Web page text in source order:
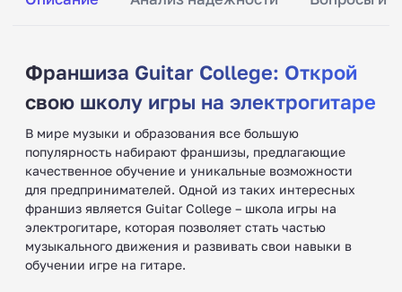
Франшиза Guitar College: Открой
свою школу игры на электрогитаре
В мире музыки и образования все большую
популярность набирают франшизы, предлагающие
качественное обучение и уникальные возможности
для предпринимателей. Одной из таких интересных
франшиз является Guitar College – школа игры на
электрогитаре, которая позволяет стать частью
музыкального движения и развивать свои навыки в
обучении игре на гитаре.